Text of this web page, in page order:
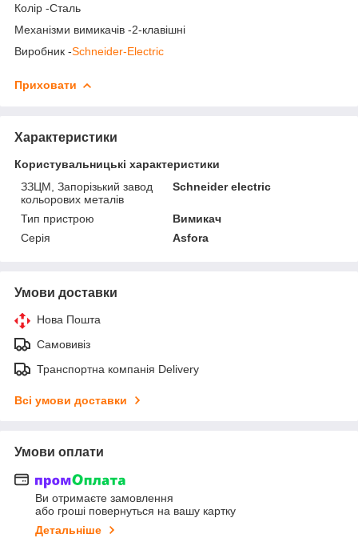
Колір -Сталь
Механізми вимикачів -2-клавішні
Виробник -Schneider-Electric
Приховати
Характеристики
Користувальницькі характеристики
ЗЗЦМ, Запорізький завод
кольорових металів
Schneider electric
Тип пристрою
Вимикач
Серія
Asfora
Умови доставки
Нова Пошта
Самовивіз
Транспортна компанія Delivery
Всі умови доставки
Умови оплати
Ви отримаєте замовлення
або гроші повернуться на вашу картку
Детальніше